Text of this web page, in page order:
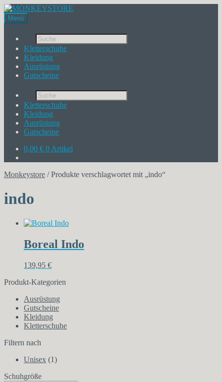
Menü
Products
search
Kletterschuhe
Kleidung
Ausrüstung
Gutscheine
Products
search
Kletterschuhe
Kleidung
Ausrüstung
Gutscheine
0,00 € 0 Artikel
Monkeystore /Produkte verschlagwortet mit „indo“
indo
Boreal Indo
139,95 €
Produkt-Kategorien
Ausrüstung
Gutscheine
Kleidung
Kletterschuhe
Filtern nach
Unisex (1)
Schuhgröße